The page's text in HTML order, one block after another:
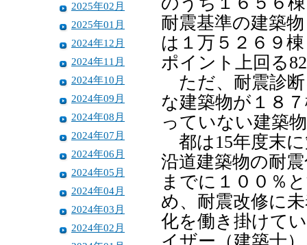
2025年02月
2025年01月
2024年12月
2024年11月
2024年10月
2024年09月
2024年08月
2024年07月
2024年06月
2024年05月
2024年04月
2024年03月
2024年02月
耐震基準の建築
は１万５２６９
ポイント上回る
ただ、耐震診断
な建築物が１８
っていない建築
都は15年度末
沿道建築物の耐
までに１００％
め、耐震改修に
化を働き掛けて